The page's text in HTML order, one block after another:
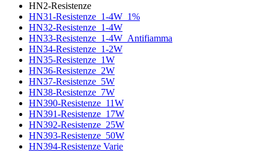
HN2-Resistenze
HN31-Resistenze_1-4W_1%
HN32-Resistenze_1-4W
HN33-Resistenze_1-4W_Antifiamma
HN34-Resistenze_1-2W
HN35-Resistenze_1W
HN36-Resistenze_2W
HN37-Resistenze_5W
HN38-Resistenze_7W
HN390-Resistenze_11W
HN391-Resistenze_17W
HN392-Resistenze_25W
HN393-Resistenze_50W
HN394-Resistenze Varie